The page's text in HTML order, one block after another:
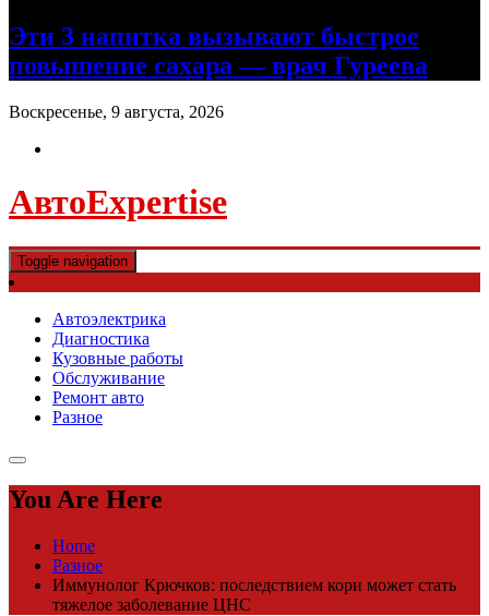
Эти 3 напитка вызывают быстрое
повышение сахара — врач Гуреева
Воскресенье, 9 августа, 2026
АвтоExpertise
Toggle navigation
Автоэлектрика
Диагностика
Кузовные работы
Обслуживание
Ремонт авто
Разное
You Are Here
Home
Разное
Иммунолог Крючков: последствием кори может стать
тяжелое заболевание ЦНС